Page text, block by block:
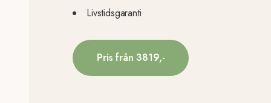
Livstidsgaranti
Pris från 3819,-